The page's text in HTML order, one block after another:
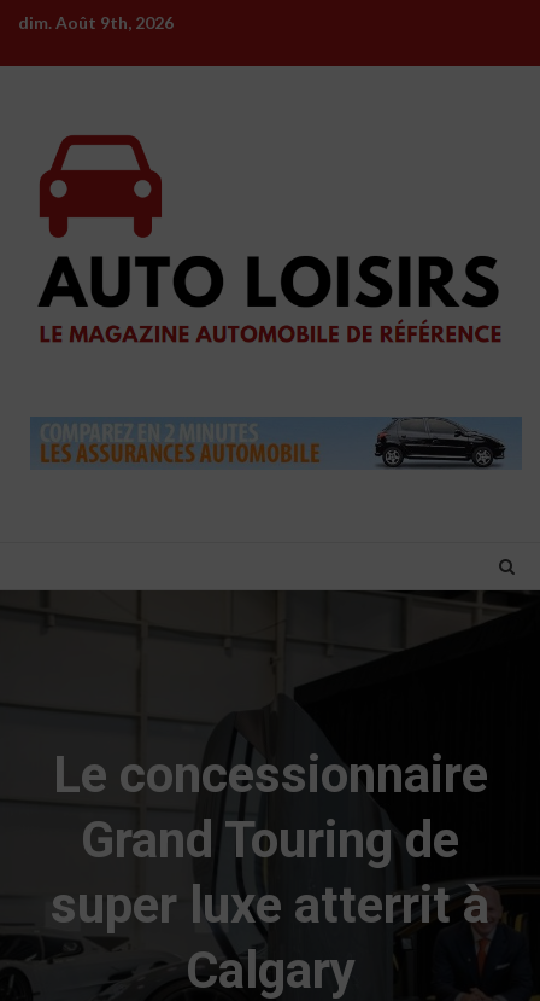
Skip
content
dim. Août 9th, 2026
Le concessionnaire
Grand Touring de
super luxe atterrit à
Calgary